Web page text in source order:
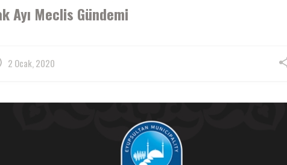
Ayı Meclis Gündemi
2 Ocak, 2020